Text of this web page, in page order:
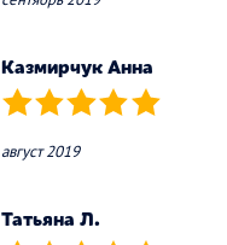
Казмирчук Анна
(*) (*) (*) (*) (*)
август 2019
Татьяна Л.